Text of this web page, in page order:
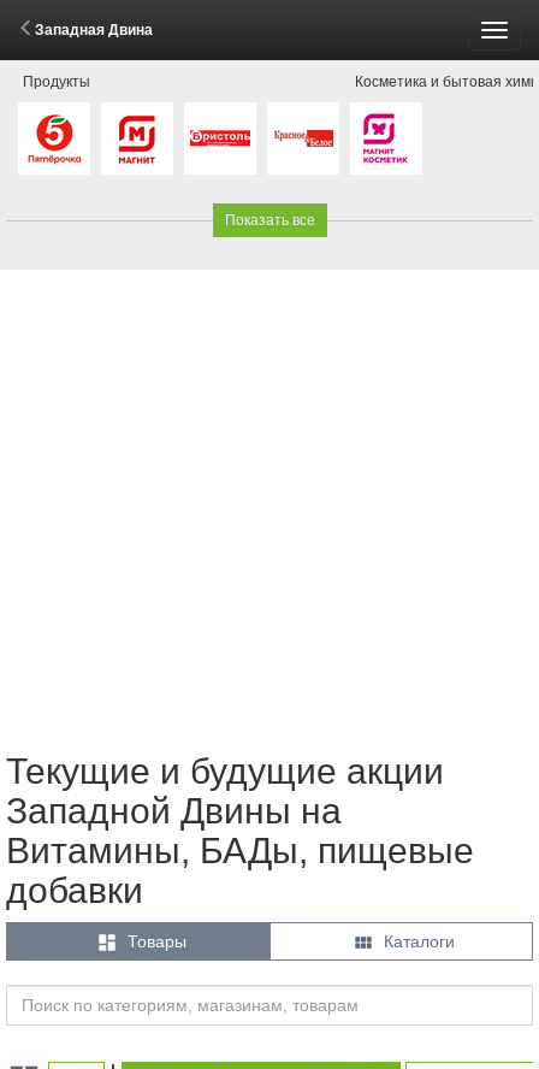
Западная Двина
Продукты Косметика и бытовая
Показать все
Текущие и будущие акции
Западной Двины на
Витамины, БАДы, пищевые
добавки
 Товары  Каталоги